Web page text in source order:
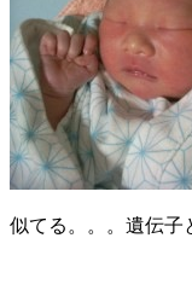
似てる。。。遺伝子